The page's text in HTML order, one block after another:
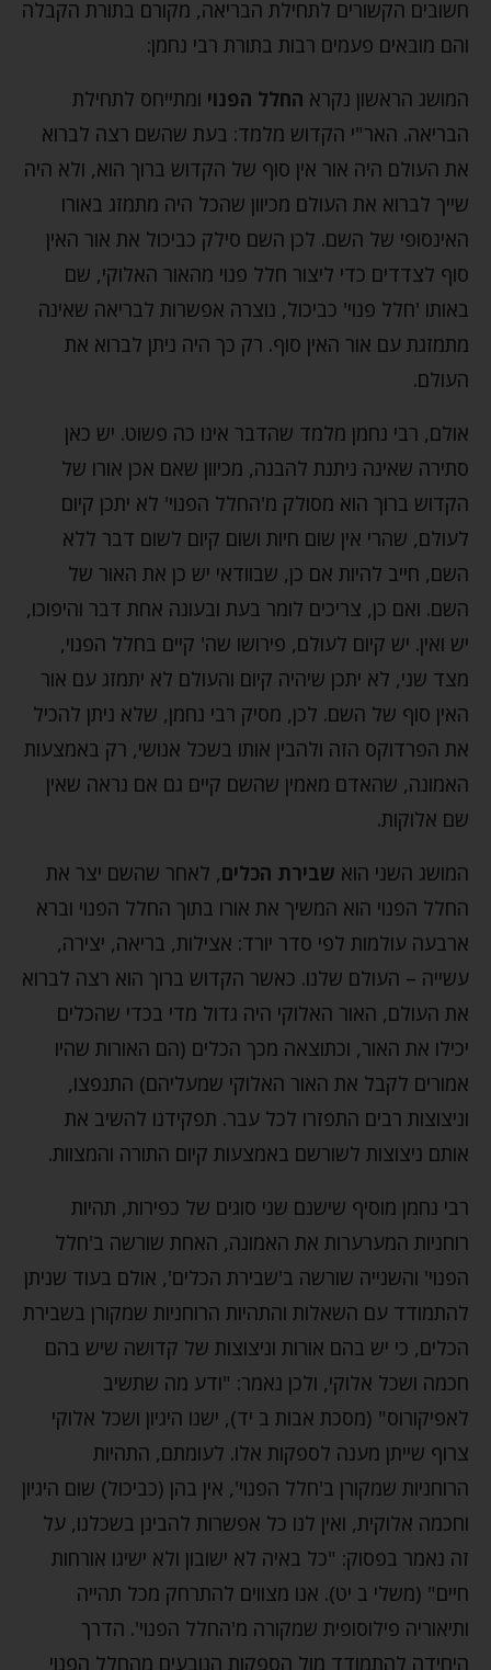
חשובים הקשורים לתחילת הבריאה, מקורם בתורת הקבלה
והם מובאים פעמים רבות בתורת רבי נחמן:
המושג הראשון נקרא החלל הפנוי ומתייחס לתחילת
הבריאה. האר"י הקדוש מלמד: בעת שהשם רצה לברוא
את העולם היה אור אין סוף של הקדוש ברוך הוא, ולא היה
שייך לברוא את העולם מכיוון שהכל היה מתמזג באורו
האינסופי של השם. לכן השם סילק כביכול את אור האין
סוף לצדדים כדי ליצור חלל פנוי מהאור האלוקי, שם
באותו 'חלל פנוי' כביכול, נוצרה אפשרות לבריאה שאינה
מתמזגת עם אור האין סוף. רק כך היה ניתן לברוא את
העולם.
אולם, רבי נחמן מלמד שהדבר אינו כה פשוט. יש כאן
סתירה שאינה ניתנת להבנה, מכיוון שאם אכן אורו של
הקדוש ברוך הוא מסולק מ'החלל הפנוי' לא יתכן קיום
לעולם, שהרי אין שום חיות ושום קיום לשום דבר ללא
השם, חייב להיות אם כן, שבוודאי יש כן את האור של
השם. ואם כן, צריכים לומר בעת ובעונה אחת דבר והיפוכו,
יש ואין. יש קיום לעולם, פירושו שה' קיים בחלל הפנוי,
מצד שני, לא יתכן שיהיה קיום והעולם לא יתמזג עם אור
האין סוף של השם. לכן, מסיק רבי נחמן, שלא ניתן להכיל
את הפרדוקס הזה ולהבין אותו בשכל אנושי, רק באמצעות
האמונה, שהאדם מאמין שהשם קיים גם אם נראה שאין
שם אלוקות.
המושג השני הוא שבירת הכלים, לאחר שהשם יצר את
החלל הפנוי הוא המשיך את אורו בתוך החלל הפנוי וברא
ארבעה עולמות לפי סדר יורד: אצילות, בריאה, יצירה,
עשייה – העולם שלנו. כאשר הקדוש ברוך הוא רצה לברוא
את העולם, האור האלוקי היה גדול מדי בכדי שהכלים
יכילו את האור, וכתוצאה מכך הכלים (הם האורות שהיו
אמורים לקבל את האור האלוקי שמעליהם) התנפצו,
וניצוצות רבים התפזרו לכל עבר. תפקידנו להשיב את
אותם ניצוצות לשורשם באמצעות קיום התורה והמצוות.
רבי נחמן מוסיף שישנם שני סוגים של כפירות, תהיות
רוחניות המערערות את האמונה, האחת שורשה ב'חלל
הפנוי' והשנייה שורשה ב'שבירת הכלים', אולם בעוד שניתן
להתמודד עם השאלות והתהיות הרוחניות שמקורן בשבירת
הכלים, כי יש בהם אורות וניצוצות של קדושה שיש בהם
חכמה ושכל אלוקי, ולכן נאמר: "ודע מה שתשיב
לאפיקורוס" (מסכת אבות ב יד), ישנו היגיון ושכל אלוקי
צרוף שייתן מענה לספקות אלו. לעומתם, התהיות
הרוחניות שמקורן ב'חלל הפנוי', אין בהן (כביכול) שום היגיון
וחכמה אלוקית, ואין לנו כל אפשרות להבינן בשכלנו, על
זה נאמר בפסוק: "כל באיה לא ישובון ולא ישיגו אורחות
חיים" (משלי ב יט). אנו מצווים להתרחק מכל תהייה
ותיאוריה פילוסופית שמקורה מ'החלל הפנוי'. הדרך
היחידה להתמודד מול הספקות הנובעים מהחלל הפנוי